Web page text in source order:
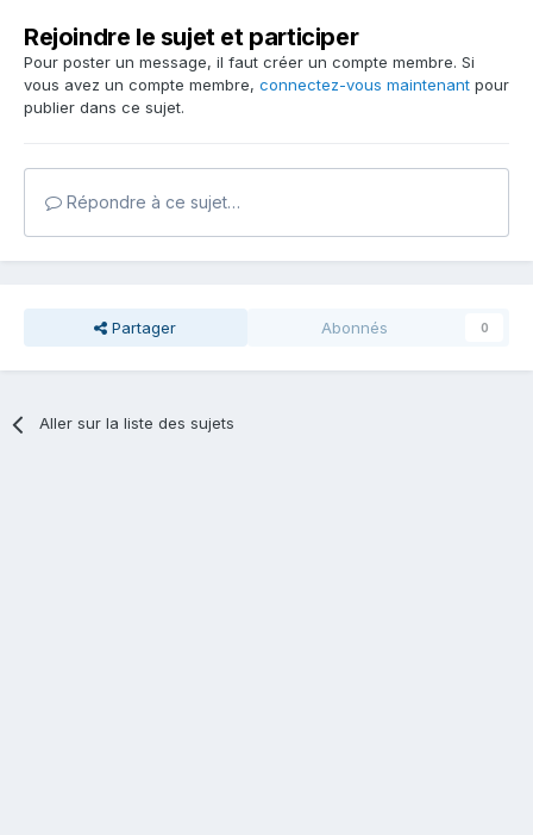
Rejoindre le sujet et participer
Pour poster un message, il faut créer un compte membre. Si
vous avez un compte membre, connectez-vous maintenant pour
publier dans ce sujet.
Répondre à ce sujet…
Partager Abonnés 0
Aller sur la liste des sujets